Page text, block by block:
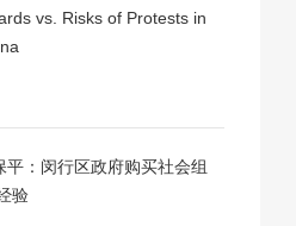
vs. Risks of Protests in
平：闵行区政府购买社会组
验